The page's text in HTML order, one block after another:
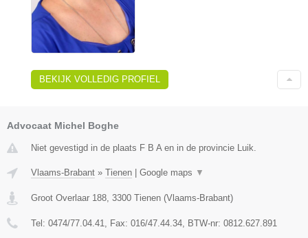
BEKIJK VOLLEDIG PROFIEL
Advocaat Michel Boghe
Niet gevestigd in de plaats F B A en in de provincie Luik.
Vlaams-Brabant » Tienen Google maps ▼
Groot Overlaar 188 3300 Tienen (Vlaams-Brabant)
Tel: 0474/77.04.41 , Fax: 016/47.44.34 , BTW-nr: ​0812.627.891